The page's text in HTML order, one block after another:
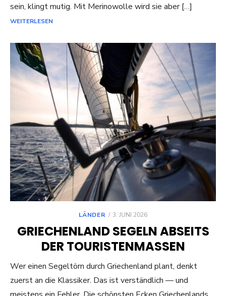
sein, klingt mutig. Mit Merinowolle wird sie aber […]
WEITERLESEN
LÄNDER
POSTED
3. JUNI 2026
GRIECHENLAND SEGELN ABSEITS
DER TOURISTENMASSEN
Wer einen Segeltörn durch Griechenland plant, denkt
zuerst an die Klassiker. Das ist verständlich — und